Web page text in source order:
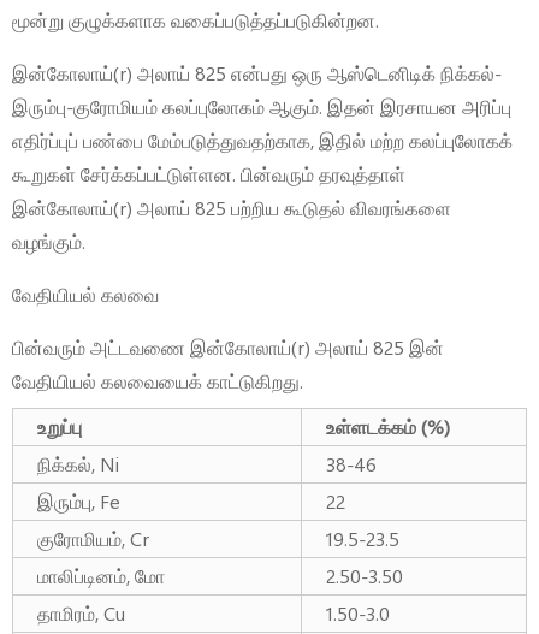
மூன்று குழுக்களாக வகைப்படுத்தப்படுகின்றன.
இன்கோலாய்(r) அலாய் 825 என்பது ஒரு ஆஸ்டெனிடிக் நிக்கல்-
இரும்பு-குரோமியம் கலப்புலோகம் ஆகும். இதன் இரசாயன அரிப்பு
எதிர்ப்புப் பண்பை மேம்படுத்துவதற்காக, இதில் மற்ற கலப்புலோகக்
கூறுகள் சேர்க்கப்பட்டுள்ளன. பின்வரும் தரவுத்தாள்
இன்கோலாய்(r) அலாய் 825 பற்றிய கூடுதல் விவரங்களை
வழங்கும்.
வேதியியல் கலவை
பின்வரும் அட்டவணை இன்கோலாய்(r) அலாய் 825 இன்
வேதியியல் கலவையைக் காட்டுகிறது.
உறுப்பு
உள்ளடக்கம் (%)
நிக்கல், Ni
38-46
இரும்பு, Fe
22
குரோமியம், Cr
19.5-23.5
மாலிப்டினம், மோ
2.50-3.50
தாமிரம், Cu
1.50-3.0